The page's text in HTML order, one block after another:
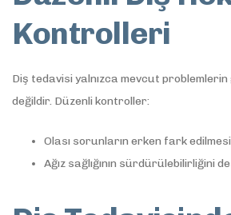
Kontrolleri
Diş tedavisi yalnızca mevcut problemlerin
değildir. Düzenli kontroller:
Olası sorunların erken fark
Ağız sağlığının sürdürülebilirliğini